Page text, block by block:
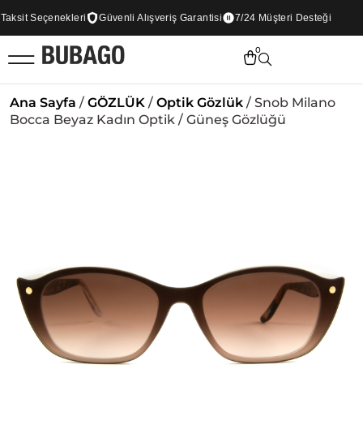
Seçenekleri Güvenli Alışveriş Garantisi 7/24 Müşteri Desteği
0
Ana Sayfa / GÖZLÜK / Optik Gözlük / Snob Milano
Bocca Beyaz Kadın Optik / Güneş Gözlüğü